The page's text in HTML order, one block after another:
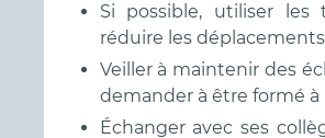
Si possible, utiliser les
réduire les
Veiller à maintenir des
demander à être formé
Échanger avec ses